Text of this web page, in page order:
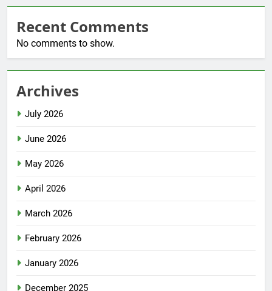
Recent Comments
No comments to show.
Archives
July 2026
June 2026
May 2026
April 2026
March 2026
February 2026
January 2026
December 2025